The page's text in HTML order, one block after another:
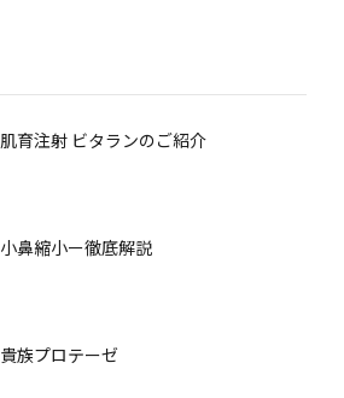
肌育注射 ビタランのご紹介
小鼻縮小ー徹底解説
貴族プロテーゼ